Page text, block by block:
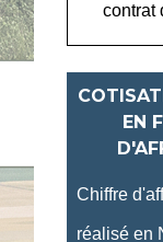
contrat
EN
Chiffre
réalisé en